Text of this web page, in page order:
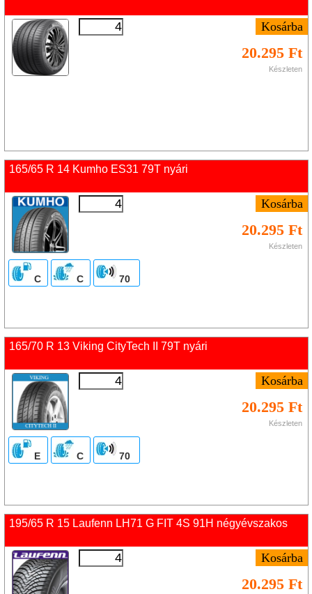
20.295 Ft
Készleten
165/65 R 14 Kumho ES31 79T nyári
20.295 Ft
Készleten
C C 70
165/70 R 13 Viking CityTech II 79T nyári
20.295 Ft
Készleten
E C 70
195/65 R 15 Laufenn LH71 G FIT 4S 91H négyévszakos
20.295 Ft